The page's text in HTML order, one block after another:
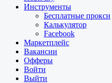
Инструменты
Бесплатные прокси
Калькулятор
Facebook
Маркетплейс
Вакансии
Офферы
Войти
Выйти